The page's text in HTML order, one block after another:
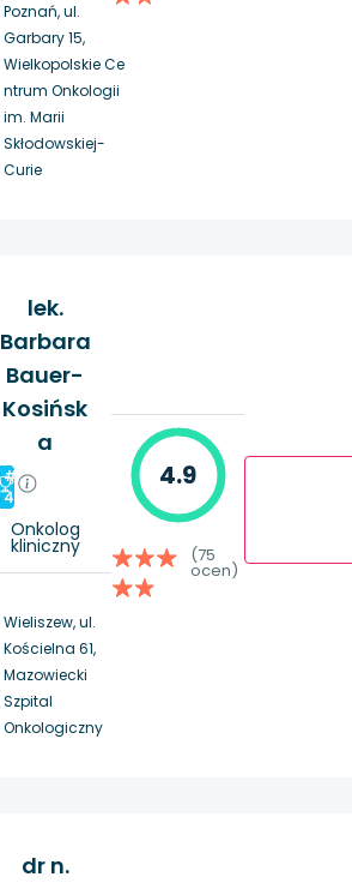
Poznań, ul.
Garbary 15,
Wielkopolskie Ce
ntrum Onkologii
im. Marii
Skłodowskiej-
Curie
lek.
Barbara
Bauer-
Kosińsk
a
#
4
Onkolog
kliniczny
Wieliszew, ul.
Kościelna 61,
Mazowiecki
Szpital
Onkologiczny
4.9
(75
ocen)
dr n.